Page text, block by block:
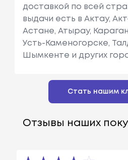
доставкой по всей
выдачи есть в Актау,
Астане, Атырау,
Усть-Каменогорске,
Шымкенте и других
Стать нашим
Отзывы наших